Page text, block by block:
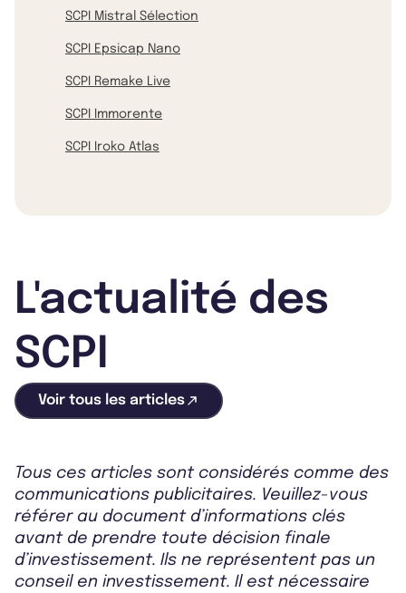
SCPI Mistral Sélection
SCPI Epsicap Nano
SCPI Remake Live
SCPI Immorente
SCPI Iroko Atlas
L'actualité des
SCPI
Voir tous les articles
Tous ces articles sont considérés comme des
communications publicitaires. Veuillez-vous
référer au document d’informations clés
avant de prendre toute décision finale
d’investissement. Ils ne représentent pas un
conseil en investissement. Il est nécessaire